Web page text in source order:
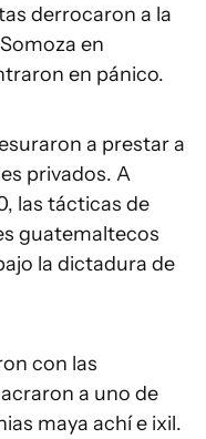
derrocaron a la
en
en pánico.
a prestar a
privados. A
las tácticas de
guatemaltecos
la dictadura de
con las
a uno de
maya achí e ixil.